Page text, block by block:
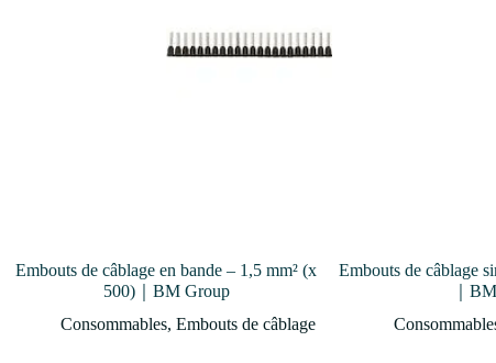
Embouts de câblage en bande – 1,5 mm² (x
500)｜BM Group
Consommables,Embouts de câblage
Embouts de câblage
｜